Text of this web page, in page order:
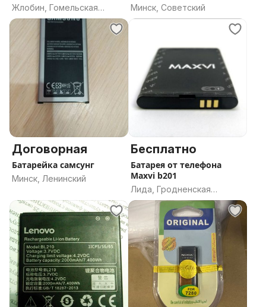
Жлобин, Гомельская
область
Минск, Советский
Договорная
Батарейка самсунг
Минск, Ленинский
Бесплатно
Батарея от телефона
Maxvi b201
Лида, Гродненская
область